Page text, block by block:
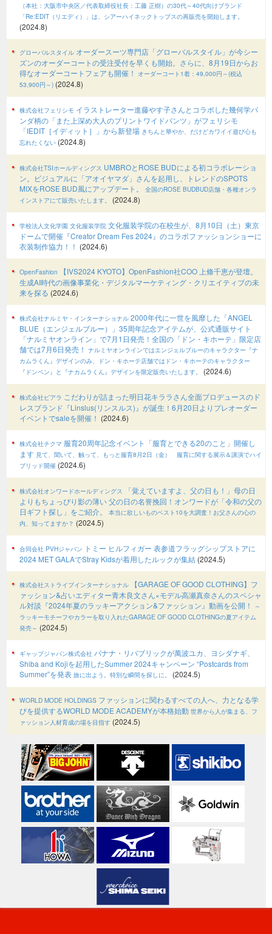
（本社：大阪市中央区／代表取締役社長：工藤 正樹）の30代～40代向けブランド
「Re:EDIT（リエディ）」は、シアーハイネックトップスの再販売を開始します。
(2024.8)
グローバルスタイル オーダースーツ専門店「グローバルスタイル」が今シー
ズンのオーダーコートの受注受付を早くも開始。さらに、8月19日からお
得なオーダーコートフェアも開催！ オーダーコート1着：49,000円～(税込
53,900円～) (2024.8)
株式会社フェリシモ イラストレーター進藤やす子さんとコラボした幾何学パ
ンダ柄の「また上深め大人のプリントワイドパンツ」がフェリシモ
「IEDIT［イディット］」から新登場 きちんと華やか、だけどカワイイ遊び心も
忘れたくない (2024.8)
株式会社TSIホールディングス UMBROとROSE BUDによる初コラボレーショ
ン。ビジュアルに「アオイヤマダ」さんを起用し、トレンドのSPOTS
MIXをROSE BUD風にアップデート。 全国のROSE BUDBUD店舗・各種オンラ
インストアにて販売いたします。
(2024.8)
学校法人文化学園 文化服装学院 文化服装学院の在校生が、8月10日（土）東京
ドームで開催『Creator Dream Fes 2024』のコラボファッションショーに
衣装制作協力！！ (2024.6)
OpenFashion
【IVS2024 KYOTO】OpenFashion社COO 上條千恵が登壇。
生成AI時代の画像事業化・デジタルマーケティング・クリエイティブの未
来を探る (2024.6)
株式会社ナルミヤ・インターナショナル 2000年代に⼀世を⾵靡した「ANGEL
BLUE（エンジェルブルー）」35周年記念アイテムが、公式通販サイト
「ナルミヤオンライン」で7月1日発売！全国の「ドン・キホーテ」限定店
舗では7月6日発売！ ナルミヤオンラインではエンジェルブルーのキャラクター『ナ
カムラくん』デザインのみ、ドン・キホーテ店舗ではドン・キホーテのキャラクター
『ドンペン』と『ナカムラくん』デザインを限定販売いたします。
(2024.6)
株式会社ピアラ こだわりが詰まった明日花キララさん全面プロデュースのド
レスブランド『Linslus(リンスルス)』が誕生！6月20日よりプレオーダー
イベントでsaleを開催！ (2024.6)
株式会社チクマ 服育20周年記念イベント「服育とできる20のこと」開催し
ます 見て、聞いて、触って、もっと服育8月2日（金） 服育に関する展示＆講演でハイ
ブリッド開催 (2024.6)
株式会社オンワードホールディングス
「覚えていますよ、父の日も！」母の日
よりもちょっぴり影の薄い 父の日の名誉挽回！オンワードが「令和の父の
日ギフト探し」をご紹介。 本当に欲しいものベスト10を大調査！お父さんの心の
内、知ってますか？ (2024.5)
合同会社 PVHジャパン トミー ヒルフィガー 表参道フラッグシップストアに
2024 MET GALAでStray Kidsが着用したルックが集結 (2024.5)
株式会社ストライプインターナショナル 【GARAGE OF GOOD CLOTHING】フ
ァッション&占いエディター青木良文さん×モデル高瀬真奈さんのスペシャ
ル対談『2024年夏のラッキーアクション&ファッション』動画を公開！
～
ラッキーモチーフやカラーを取り入れたGARAGE OF GOOD CLOTHINGの夏アイテム
発売～ (2024.5)
ギャップジャパン株式会社 バナナ・リパブリックが萬波ユカ、ヨシダナギ、
Shiba and Kojiを起用したSummer 2024キャンペーン “Postcards from
Summer”を発表 旅に出よう。特別な瞬間を探しに。 (2024.5)
WORLD MODE HOLDINGS ファッションに関わるすべての人へ、力となる学
びを提供するWORLD MODE ACADEMYが本格始動 世界から人が集まる、フ
ァッション人材育成の場を目指す (2024.5)